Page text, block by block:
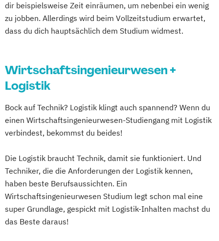
dir beispielsweise Zeit einräumen, um nebenbei ein wenig
zu jobben. Allerdings wird beim Vollzeitstudium erwartet,
dass du dich hauptsächlich dem Studium widmest.
Wirtschaftsingenieurwesen +
Logistik
Bock auf Technik? Logistik klingt auch spannend? Wenn du
einen Wirtschaftsingenieurwesen-Studiengang mit Logistik
verbindest, bekommst du beides!
Die Logistik braucht Technik, damit sie funktioniert. Und
Techniker, die die Anforderungen der Logistik kennen,
haben beste Berufsaussichten. Ein
Wirtschaftsingenieurwesen Studium legt schon mal eine
super Grundlage, gespickt mit Logistik-Inhalten machst du
das Beste daraus!